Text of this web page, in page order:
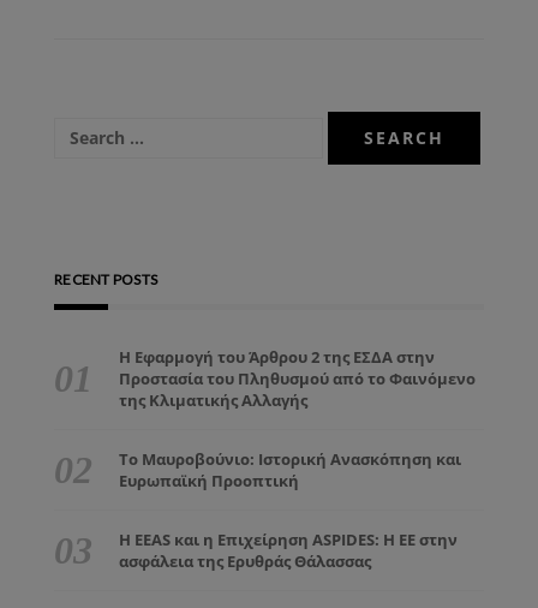
RECENT POSTS
Η Εφαρμογή του Άρθρου 2 της ΕΣΔΑ στην
Προστασία του Πληθυσμού από το Φαινόμενο
της Κλιματικής Αλλαγής
Το Μαυροβούνιο: Ιστορική Ανασκόπηση και
Ευρωπαϊκή Προοπτική
Η EEAS και η Επιχείρηση ASPIDES: Η ΕΕ στην
ασφάλεια της Ερυθράς Θάλασσας